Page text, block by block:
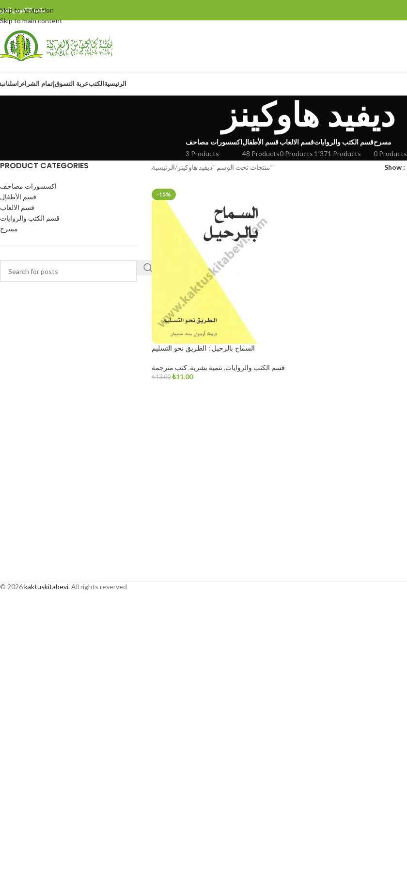
Skip to navigation
Skip to main content
مكتبة كاكتوس
راسلناإتمام الشراءعربة التسوقالكتبالرئيسية
ديفيد هاوكينز
اكسسورات مصاحف
3 Products
قسم الأطفال
48 Products
قسم الالعاب
0 Products
قسم الكتب والروايات
1٬371 Products
مسرح
0 Products
PRODUCT CATEGORIES
اكسسورات مصاحف
قسم الأطفال
قسم الالعاب
قسم الكتب والروايات
مسرح
الرئيسية منتجات تحت الوسم “ديفيد هاوكينز” Show
-15%
السماح بالرحيل : الطريق نحو التسليم
قسم الكتب والروايات,تنمية بشرية,كتب مترجمة
₺13.00 ₺11.00
© 2026kaktuskitabevi. All rights reserved